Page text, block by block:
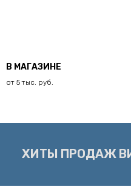
В МАГАЗИНЕ
от 5 тыс. руб.
ХИТЫ ПРОДАЖ